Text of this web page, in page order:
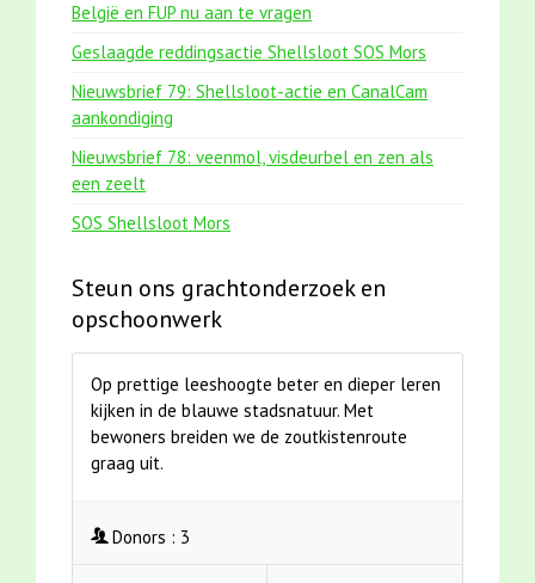
België en FUP nu aan te vragen
Geslaagde reddingsactie Shellsloot SOS Mors
Nieuwsbrief 79: Shellsloot-actie en CanalCam
aankondiging
Nieuwsbrief 78: veenmol, visdeurbel en zen als
een zeelt
SOS Shellsloot Mors
Steun ons grachtonderzoek en
opschoonwerk
Op prettige leeshoogte beter en dieper leren
kijken in de blauwe stadsnatuur. Met
bewoners breiden we de zoutkistenroute
graag uit.
Donors : 3